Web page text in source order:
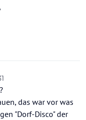
das war vor was
"Dorf-Disco" der